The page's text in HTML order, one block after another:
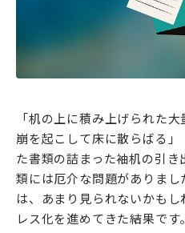
「机の上に積み上げられた
崩を起こして床に散らばる
た書類の詰まった袖机の引き
類には厄介な問題がありま
は、あまり見られないかも
レス化を進めてきた結果です。